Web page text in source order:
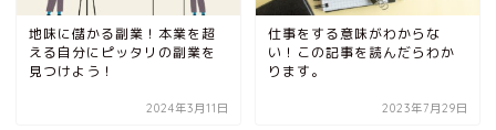
地味に儲かる副業！本業を超
える自分にピッタリの副業を
見つけよう！
2024年3月11日
仕事をする意味がわからな
い！この記事を読んだらわか
ります。
2023年7月29日